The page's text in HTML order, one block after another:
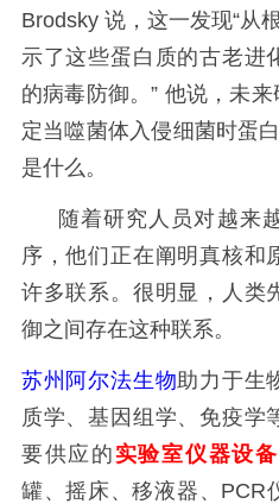
Brodsky 说，这一发现“从
示了这些蛋白质的古老进
的病毒防御。” 他说，未
定当噬菌体入侵细菌时蛋
是什么。
随着研究人员对越来越
序，他们正在阐明真核和
许多联系。很明显，人类
御之间存在这种联系。
苏州阿尔法生物助力于生
质学、基因组学、免疫学
要供应的 实验室仪器设备
罐、摇床、移液器、PCR